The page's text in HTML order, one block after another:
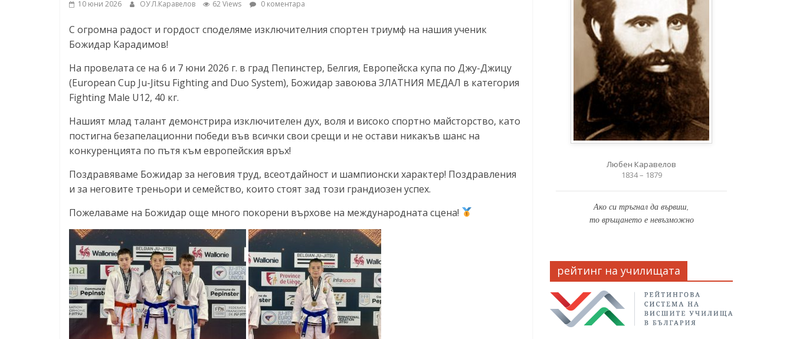
ресурси (ЦРЧР)
10 юни 2026 ОУ Л.Каравелов 62 Views 0 коментара
С огромна радост и гордост споделяме изключителния спортен триумф на нашия ученик
Божидар Карадимов!
На провелата се на 6 и 7 юни 2026 г. в град Пепинстер, Белгия, Европейска купа по Джу-Джицу
(European Cup Ju-Jitsu Fighting and Duo System), Божидар завоюва ЗЛАТНИЯ МЕДАЛ в категория
Fighting Male U12, 40 кг.
Нашият млад талант демонстрира изключителен дух, воля и високо спортно майсторство, като
постигна безапелационни победи във всички свои срещи и не остави никакъв шанс на
конкуренцията по пътя към европейския връх!
Поздравяваме Божидар за неговия труд, всеотдайност и шампионски характер! Поздравления
и за неговите треньори и семейство, които стоят зад този грандиозен успех.
Пожелаваме на Божидар още много покорени върхове на международната сцена!
Любен Каравелов
1834 – 1879
Ако си тръгнал да вървиш,
то връщането е невъзможно
рейтинг на училищата